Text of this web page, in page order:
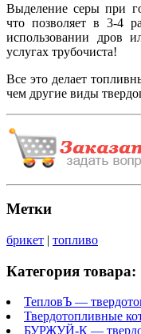
Выделение серы при
что позволяет в 3-4
использовании дров
услугах трубочиста!
Все это делает
чем другие виды
Метки
брикет | топливо
Категория товара:
ТепловЪ —
Твердотопливные
БУРЖУЙ-К —